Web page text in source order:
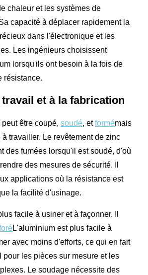
chaleur et les systèmes de
capacité à déplacer rapidement la
dans l'électronique et les
Les ingénieurs choisissent
lorsqu'ils ont besoin à la fois de
résistance.
et à la fabrication
être coupé, soudé, etformémais
travailler. Le revêtement de zinc
des fumées lorsqu'il est soudé, d'où
des mesures de sécurité. Il
applications où la résistance est
la facilité d'usinage.
facile à usiner et à façonner. Il
L'aluminium est plus facile à
avec moins d'efforts, ce qui en fait
pour les pièces sur mesure et les
Le soudage nécessite des